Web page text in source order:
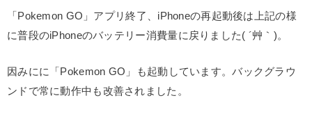
「Pokemon GO」アプリ終了、iPhoneの再起動後は上記の様
に普段のiPhoneのバッテリー消費量に戻りました( ´艸｀)。
因みにに「Pokemon GO」も起動しています。バックグラウ
ンドで常に動作中も改善されました。